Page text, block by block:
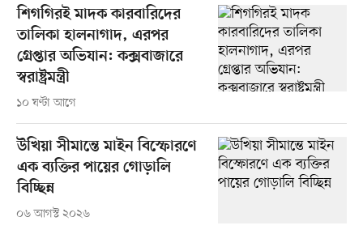
শিগগিরই মাদক কারবারিদের
তালিকা হালনাগাদ, এরপর
গ্রেপ্তার অভিযান: কক্সবাজারে
স্বরাষ্ট্রমন্ত্রী
১০ ঘণ্টা আগে
উখিয়া সীমান্তে মাইন বিস্ফোরণে
এক ব্যক্তির পায়ের গোড়ালি
বিচ্ছিন্ন
০৬ আগস্ট ২০২৬